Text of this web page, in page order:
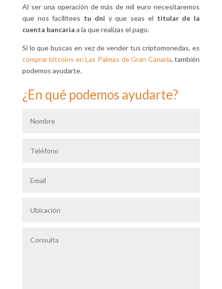
Al ser una operación de más de mil euro necesitaremos
que nos facilitees tu dni y que seas el titular de la
cuenta bancaria a la que realizas el pago.
Si lo que buscas en vez de vender tus criptomonedas, es
comprar bitcoins en Las Palmas de Gran Canaria, también
podemos ayudarte.
¿En qué podemos ayudarte?